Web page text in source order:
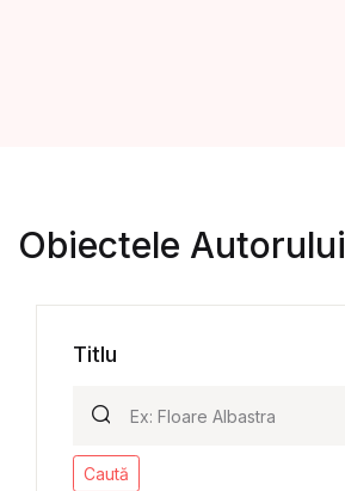
Obiectele Autorului
Titlu
Caută